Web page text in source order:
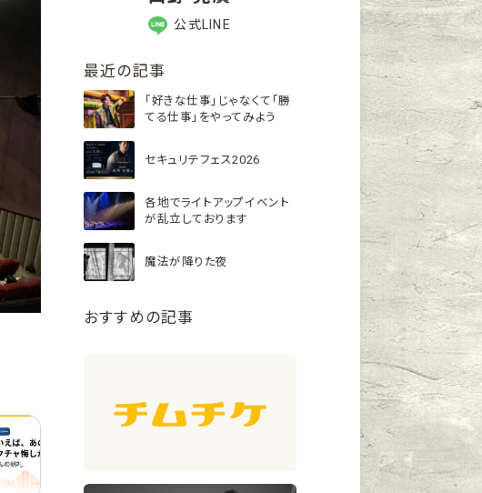
公式LINE
最近の記事
「好きな仕事」じゃなくて「勝
てる仕事」をやってみよう
セキュリテフェス2026
各地でライトアップイベント
が乱立しております
魔法が降りた夜
おすすめの記事